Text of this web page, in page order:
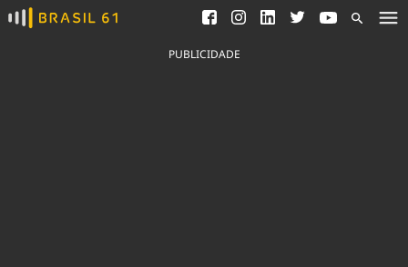
Ver todas as notícias
Saneamento
Indicadores
PUBLICIDADE